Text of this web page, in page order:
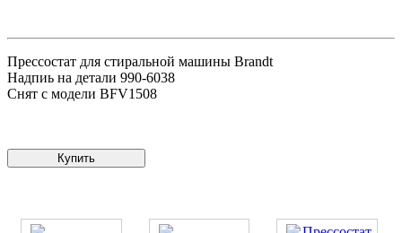
Прессостат для стиральной машины Brandt
Надпиь на детали 990-6038
Снят с модели BFV1508